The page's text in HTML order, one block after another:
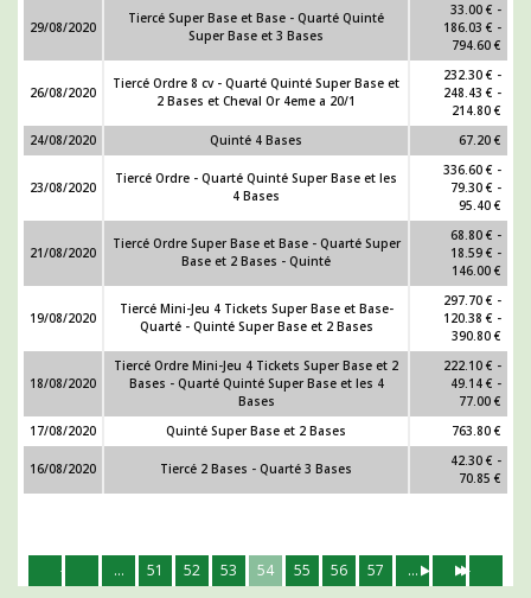
29/08/2020
Tiercé Super Base et Base - Quarté Quinté
Super Base et 3 Bases
33.00 € -
186.03 € -
794.60 €
26/08/2020
Tiercé Ordre 8 cv - Quarté Quinté Super Base et
2 Bases et Cheval Or 4eme a 20/1
232.30 € -
248.43 € -
214.80 €
24/08/2020
Quinté 4 Bases 67.20 €
23/08/2020
Tiercé Ordre - Quarté Quinté Super Base et les
4 Bases
336.60 € -
79.30 € -
95.40 €
21/08/2020
Tiercé Ordre Super Base et Base - Quarté Super
Base et 2 Bases - Quinté
68.80 € -
18.59 € -
146.00 €
19/08/2020
Tiercé Mini-Jeu 4 Tickets Super Base et Base-
Quarté - Quinté Super Base et 2 Bases
297.70 € -
120.38 € -
390.80 €
18/08/2020
Tiercé Ordre Mini-Jeu 4 Tickets Super Base et 2
Bases - Quarté Quinté Super Base et les 4
Bases
222.10 € -
49.14 € -
77.00 €
17/08/2020
Quinté Super Base et 2 Bases 763.80 €
16/08/2020 Tiercé 2 Bases - Quarté 3 Bases
42.30 € -
70.85 €
... 51 52 53 54 55 56 57 ...